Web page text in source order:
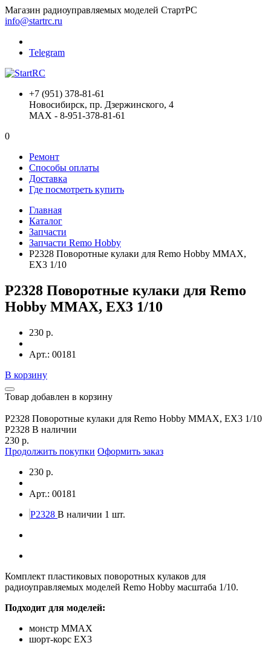
Магазин радиоуправляемых моделей СтартРС
info@startrc.ru
Telegram
+7 (951) 378-81-61
Новосибирск, пр. Дзержинского, 4
MAX - 8-951-378-81-61
0
Ремонт
Способы оплаты
Доставка
Где посмотреть купить
Главная
Каталог
Запчасти
Запчасти Remo Hobby
P2328 Поворотные кулаки для Remo Hobby MMAX,
EX3 1/10
P2328 Поворотные кулаки для Remo
Hobby MMAX, EX3 1/10
230 р.
Арт.: 00181
В корзину
Товар добавлен в корзину
P2328 Поворотные кулаки для Remo Hobby MMAX, EX3 1/10
P2328 В наличии
230 р.
Продолжить покупки Оформить заказ
230 р.
Арт.: 00181
P2328 В наличии 1 шт.
Комплект пластиковых поворотных кулаков для
радиоуправляемых моделей Remo Hobby масштаба 1/10.
Подходит для моделей:
монстр MMAX
шорт-корс EX3